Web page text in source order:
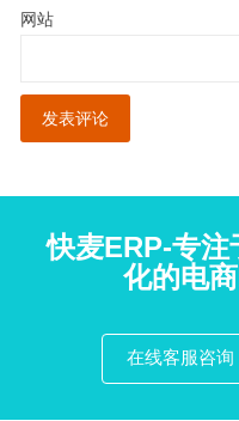
网站
快麦ERP-专
化的电
在线客服咨询